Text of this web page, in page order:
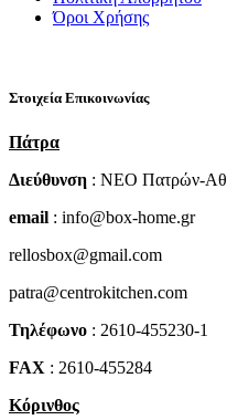
Όροι Χρήσης
Στοιχεία Επικοινωνίας
Πάτρα
Διεύθυνση : NEO Πατρών-
email : info@box-home.gr
rellosbox@gmail.com
patra@centrokitchen.com
Τηλέφωνο : 2610-455230-1
FAX : 2610-455284
Κόρινθος